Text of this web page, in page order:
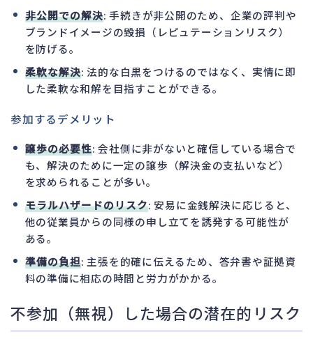
非公開での解決: 手続きが非公開のため、企業の評判や
ブランドイメージの毀損（レピュテーションリスク）
を防げる。
柔軟な解決: 法的な白黒をつけるのではなく、実情に即
した柔軟な和解を目指すことができる。
参加するデメリット
譲歩の必要性: 会社側に非がないと確信している場合で
も、解決のために一定の譲歩（解決金の支払いなど）
を求められることが多い。
モラルハザードのリスク: 安易に金銭解決に応じると、
他の従業員からの同様の申し立てを誘発する可能性が
ある。
準備の負担: 主張を的確に伝えるため、答弁書や証拠資
料の準備に相応の時間と労力がかかる。
不参加（無視）した場合の潜在的リスク